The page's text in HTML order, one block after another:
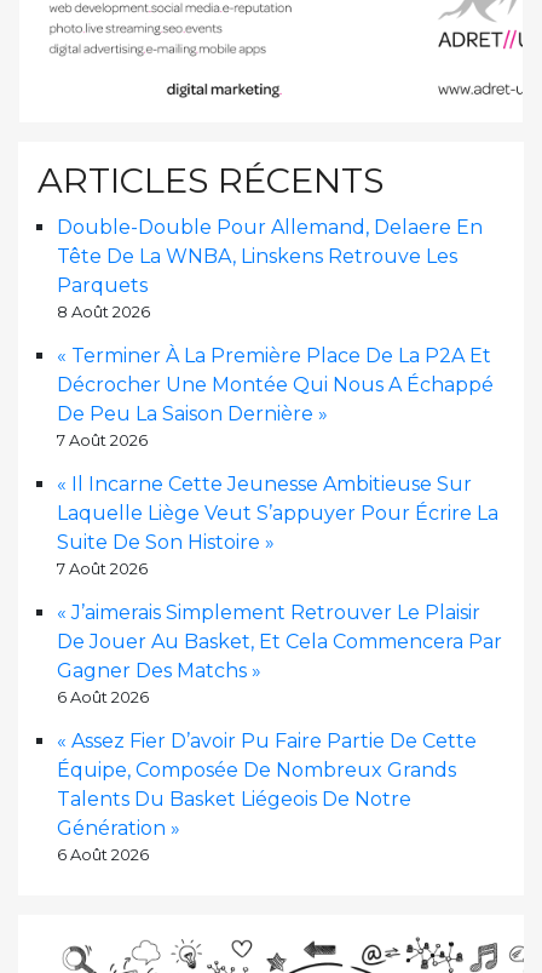
ARTICLES RÉCENTS
Double-Double Pour Allemand, Delaere En
Tête De La WNBA, Linskens Retrouve Les
Parquets
8 Août 2026
« Terminer À La Première Place De La P2A Et
Décrocher Une Montée Qui Nous A Échappé
De Peu La Saison Dernière »
7 Août 2026
« Il Incarne Cette Jeunesse Ambitieuse Sur
Laquelle Liège Veut S’appuyer Pour Écrire La
Suite De Son Histoire »
7 Août 2026
« J’aimerais Simplement Retrouver Le Plaisir
De Jouer Au Basket, Et Cela Commencera Par
Gagner Des Matchs »
6 Août 2026
« Assez Fier D’avoir Pu Faire Partie De Cette
Équipe, Composée De Nombreux Grands
Talents Du Basket Liégeois De Notre
Génération »
6 Août 2026